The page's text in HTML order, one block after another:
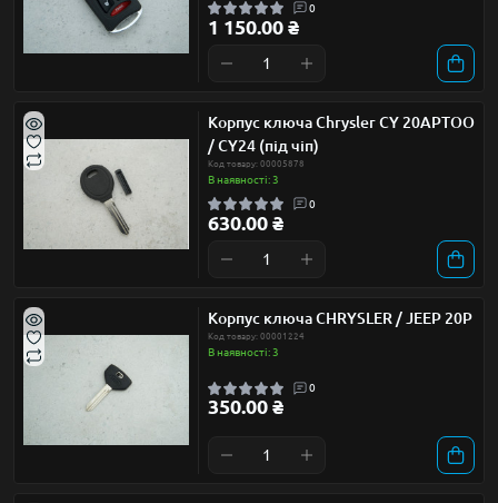
0
1 150.00 ₴
Корпус ключа Chrysler CY 20APTOO
/ CY24 (під чіп)
Код товару: 00005878
В наявності: 3
0
630.00 ₴
Корпус ключа CHRYSLER / JEEP 20P
Код товару: 00001224
В наявності: 3
0
350.00 ₴